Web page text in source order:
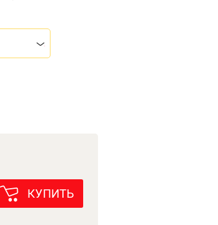
КУПИТЬ